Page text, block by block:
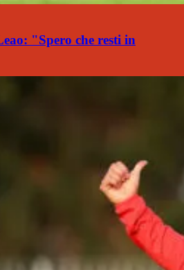
"Spero che resti in